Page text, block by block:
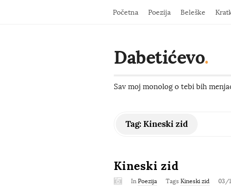
Početna Poezija Beleške
Dabetićevo.
Sav moj monolog o tebi bih
Tag:Kineski zid
Kineski zid
In Poezija Tags Kineski zid 03/